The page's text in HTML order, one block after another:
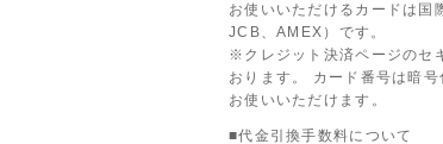
お使いいただけるカードは国
JCB、AMEX）です。
※クレジット決済ページのセ
おります。 カード番号は暗
お使いいただけます。
■代金引換手数料について